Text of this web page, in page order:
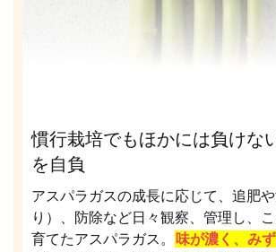
慣行栽培でもほかには負けな
を自負
アスパラガスの成長に応じて、追肥
り）、防除など日々観察、管理し、
育てたアスパラガス。
味が濃く、み